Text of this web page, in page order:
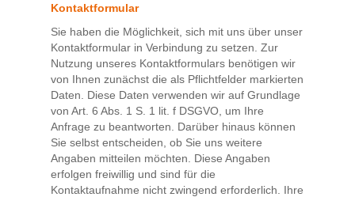
Kontaktformular
Sie haben die Möglichkeit, sich mit uns über unser
Kontaktformular in Verbindung zu setzen. Zur
Nutzung unseres Kontaktformulars benötigen wir
von Ihnen zunächst die als Pflichtfelder markierten
Daten. Diese Daten verwenden wir auf Grundlage
von Art. 6 Abs. 1 S. 1 lit. f DSGVO, um Ihre
Anfrage zu beantworten. Darüber hinaus können
Sie selbst entscheiden, ob Sie uns weitere
Angaben mitteilen möchten. Diese Angaben
erfolgen freiwillig und sind für die
Kontaktaufnahme nicht zwingend erforderlich. Ihre